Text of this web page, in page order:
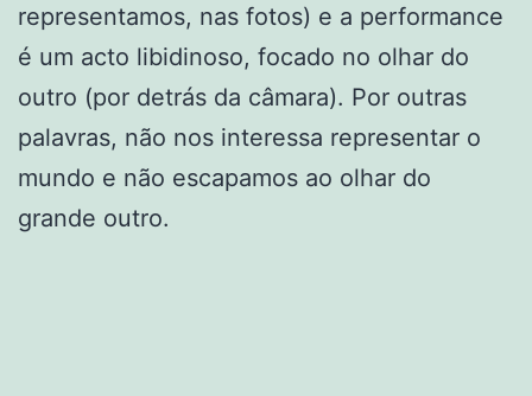
representamos, nas fotos) e a performance
é um acto libidinoso, focado no olhar do
outro (por detrás da câmara). Por outras
palavras, não nos interessa representar o
mundo e não escapamos ao olhar do
grande outro.